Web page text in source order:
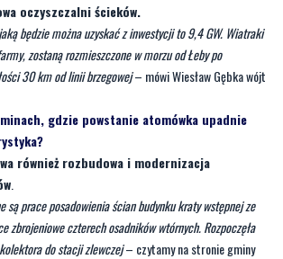
oczyszczalni ścieków.
będzie można uzyskać z inwestycji to 9,4 GW. Wiatraki
zostaną rozmieszczone w morzu od Łeby po
30 km od linii brzegowej– mówi Wiesław Gębka wójt
gdzie powstanie atomówka upadnie
również rozbudowa i modernizacja
są prace posadowienia ścian budynku kraty wstępnej ze
zbrojeniowe czterech osadników wtórnych. Rozpoczęła
do stacji zlewczej– czytamy na stronie gminy